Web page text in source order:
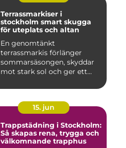
Terrassmarkiser i
stockholm smart skugga
för uteplats och altan
En genomtänkt
terrassmarkis förlänger
sommarsäsongen, skyddar
mot stark sol och ger ett
15. jun
Trappstädning i Stockholm:
Så skapas rena, trygga och
välkomnande trapphus